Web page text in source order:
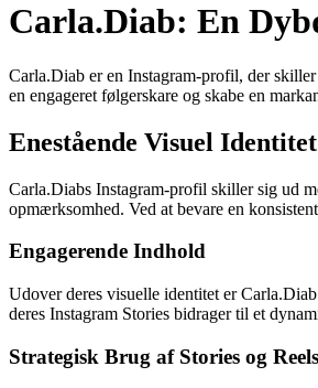
Carla.Diab: En
Carla.Diab er en Instagram-profil, der
en engageret følgerskare og skabe en
Enestående Visuel Identitet
Carla.Diabs Instagram-profil skiller sig ud
opmærksomhed. Ved at bevare en
Engagerende Indhold
Udover deres visuelle identitet er
deres Instagram Stories bidrager til et
Strategisk Brug af Stories og Reels